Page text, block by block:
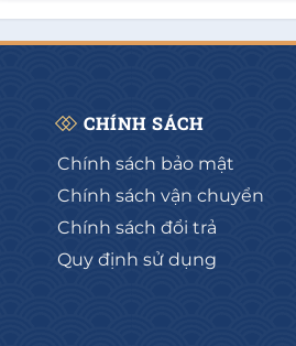
CHÍNH SÁCH
Chính sách bảo mật
Chính sách vận chuyển
Chính sách đổi trả
Quy định sử dụng